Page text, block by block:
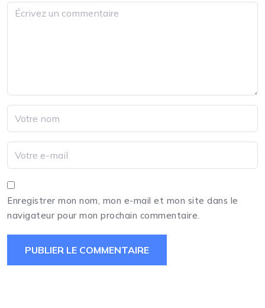
Enregistrer mon nom, mon e-mail et mon site dans le
navigateur pour mon prochain commentaire.